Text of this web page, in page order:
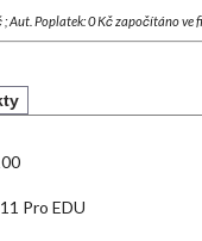
; Aut. Poplatek: 0 Kč započítáno
Pro EDU